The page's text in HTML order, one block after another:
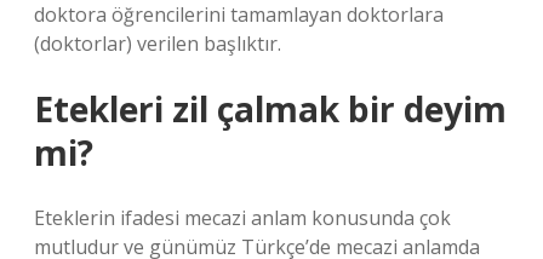
doktora öğrencilerini tamamlayan doktorlara
(doktorlar) verilen başlıktır.
Etekleri zil çalmak bir deyim
mi?
Eteklerin ifadesi mecazi anlam konusunda çok
mutludur ve günümüz Türkçe’de mecazi anlamda